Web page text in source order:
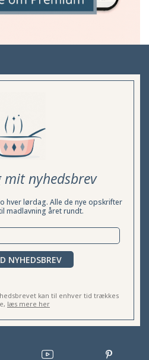
mit nyhedsbrev
hver lørdag. Alle de nye opskrifter
madlavning året rundt.
NYHEDSBREV
kan til enhver tid trækkes
læs mere her